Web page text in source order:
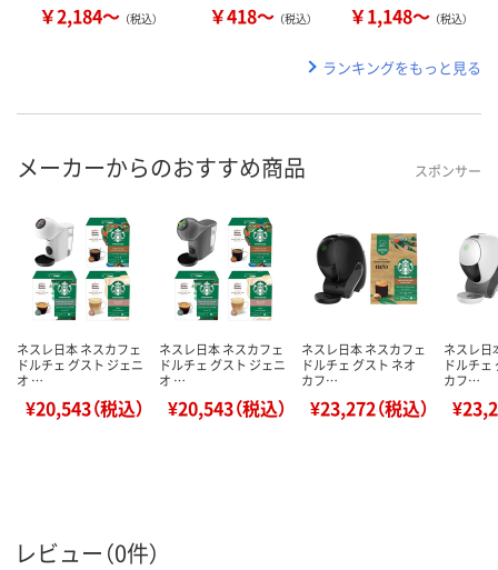
￥2,184～ （税込） ￥418～ （税込） ￥1,148～ （税込）
ランキングをもっと見る
メーカーからのおすすめ商品 スポンサー
ネスレ日本 ネスカフェ
ドルチェ グスト ジェニ
オ …
¥20,543（税込）
ネスレ日本 ネスカフェ
ドルチェ グスト ジェニ
オ …
¥20,543（税込）
ネスレ日本 ネスカフェ
ドルチェ グスト ネオ
カフ…
¥23,272（税込）
ネスレ日
ドルチェ
カフ…
レビュー（0件）